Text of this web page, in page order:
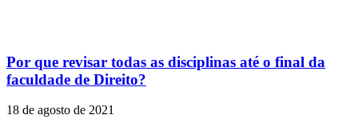
Por que revisar todas as disciplinas até o final da
faculdade de Direito?
18 de agosto de 2021